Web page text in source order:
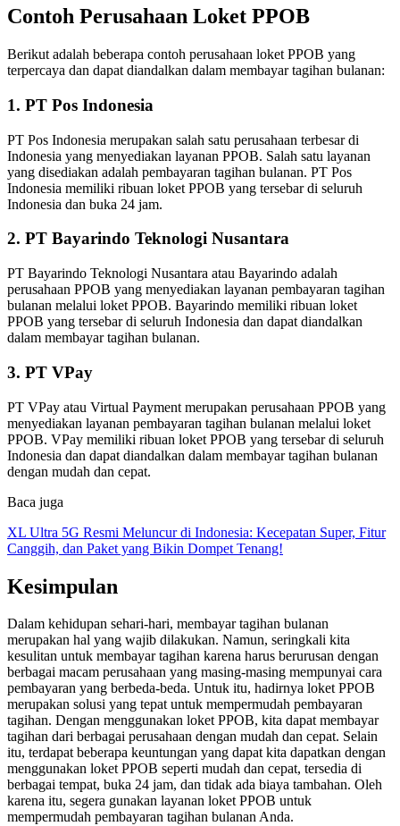
Contoh Perusahaan Loket PPOB
Berikut adalah beberapa contoh perusahaan loket PPOB yang
terpercaya dan dapat diandalkan dalam membayar tagihan bulanan:
1. PT Pos Indonesia
PT Pos Indonesia merupakan salah satu perusahaan terbesar di
Indonesia yang menyediakan layanan PPOB. Salah satu layanan
yang disediakan adalah pembayaran tagihan bulanan. PT Pos
Indonesia memiliki ribuan loket PPOB yang tersebar di seluruh
Indonesia dan buka 24 jam.
2. PT Bayarindo Teknologi Nusantara
PT Bayarindo Teknologi Nusantara atau Bayarindo adalah
perusahaan PPOB yang menyediakan layanan pembayaran tagihan
bulanan melalui loket PPOB. Bayarindo memiliki ribuan loket
PPOB yang tersebar di seluruh Indonesia dan dapat diandalkan
dalam membayar tagihan bulanan.
3. PT VPay
PT VPay atau Virtual Payment merupakan perusahaan PPOB yang
menyediakan layanan pembayaran tagihan bulanan melalui loket
PPOB. VPay memiliki ribuan loket PPOB yang tersebar di seluruh
Indonesia dan dapat diandalkan dalam membayar tagihan bulanan
dengan mudah dan cepat.
Baca juga
XL Ultra 5G Resmi Meluncur di Indonesia: Kecepatan Super, Fitur
Canggih, dan Paket yang Bikin Dompet Tenang!
Kesimpulan
Dalam kehidupan sehari-hari, membayar tagihan bulanan
merupakan hal yang wajib dilakukan. Namun, seringkali kita
kesulitan untuk membayar tagihan karena harus berurusan dengan
berbagai macam perusahaan yang masing-masing mempunyai cara
pembayaran yang berbeda-beda. Untuk itu, hadirnya loket PPOB
merupakan solusi yang tepat untuk mempermudah pembayaran
tagihan. Dengan menggunakan loket PPOB, kita dapat membayar
tagihan dari berbagai perusahaan dengan mudah dan cepat. Selain
itu, terdapat beberapa keuntungan yang dapat kita dapatkan dengan
menggunakan loket PPOB seperti mudah dan cepat, tersedia di
berbagai tempat, buka 24 jam, dan tidak ada biaya tambahan. Oleh
karena itu, segera gunakan layanan loket PPOB untuk
mempermudah pembayaran tagihan bulanan Anda.